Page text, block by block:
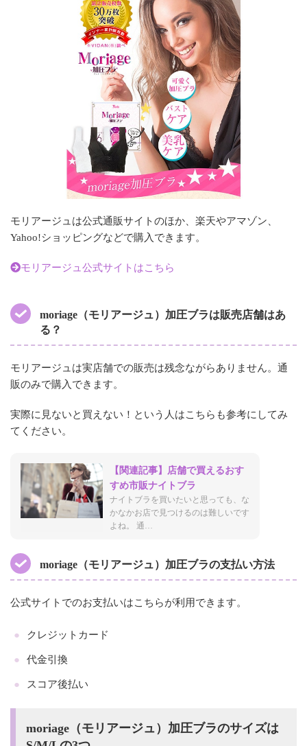
モリアージュは公式通販サイトのほか、楽天やアマゾン、
Yahoo!ショッピングなどで購入できます。
モリアージュ公式サイトはこちら
moriage（モリアージュ）加圧ブラは販売店舗はあ
る？
モリアージュは実店舗での販売は残念ながらありません。通
販のみで購入できます。
実際に見ないと買えない！という人はこちらも参考にしてみ
てください。
【関連記事】店舗で買えるおす
すめ市販ナイトブラ
ナイトブラを買いたいと思っても、な
かなかお店で見つけるのは難しいです
よね。 通…
moriage（モリアージュ）加圧ブラの支払い方法
公式サイトでのお支払いはこちらが利用できます。
クレジットカード
代金引換
スコア後払い
moriage（モリアージュ）加圧ブラのサイズは